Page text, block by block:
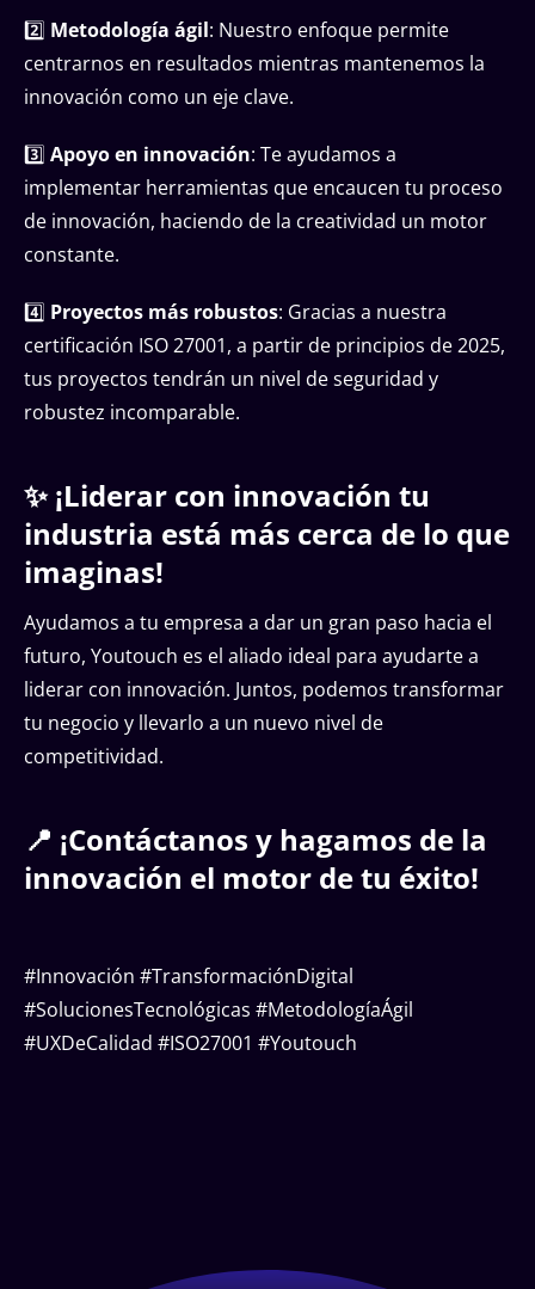
2️⃣ Metodología ágil: Nuestro enfoque permite
centrarnos en resultados mientras mantenemos la
innovación como un eje clave.
3️⃣ Apoyo en innovación: Te ayudamos a
implementar herramientas que encaucen tu proceso
de innovación, haciendo de la creatividad un motor
constante.
4️⃣ Proyectos más robustos: Gracias a nuestra
certificación ISO 27001, a partir de principios de 2025,
tus proyectos tendrán un nivel de seguridad y
robustez incomparable.
✨ ¡Liderar con innovación tu
industria está más cerca de lo que
imaginas!
Ayudamos a tu empresa a dar un gran paso hacia el
futuro, Youtouch es el aliado ideal para ayudarte a
liderar con innovación. Juntos, podemos transformar
tu negocio y llevarlo a un nuevo nivel de
competitividad.
📍 ¡Contáctanos y hagamos de la
innovación el motor de tu éxito!
#Innovación #TransformaciónDigital
#SolucionesTecnológicas #MetodologíaÁgil
#UXDeCalidad #ISO27001 #Youtouch